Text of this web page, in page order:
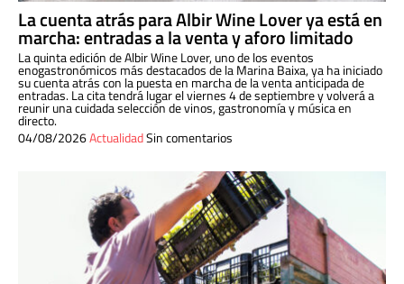
La cuenta atrás para Albir Wine Lover ya está en
marcha: entradas a la venta y aforo limitado
La quinta edición de Albir Wine Lover, uno de los eventos
enogastronómicos más destacados de la Marina Baixa, ya ha iniciado
su cuenta atrás con la puesta en marcha de la venta anticipada de
entradas. La cita tendrá lugar el viernes 4 de septiembre y volverá a
reunir una cuidada selección de vinos, gastronomía y música en
directo.
04/08/2026ActualidadSin comentarios